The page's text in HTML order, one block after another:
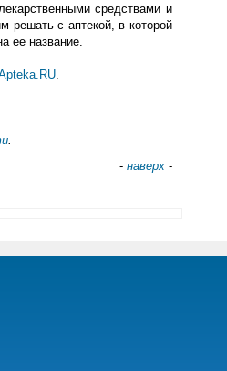
средствами и
решать с аптекой, в которой
ее название.
- наверх -